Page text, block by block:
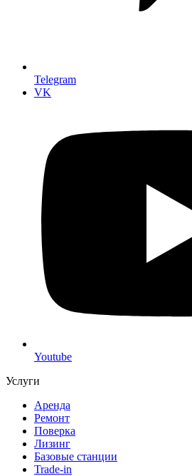
Telegram
VK
Youtube
Услуги
Аренда
Ремонт
Поверка
Лизинг
Базовые станции
Trade-in